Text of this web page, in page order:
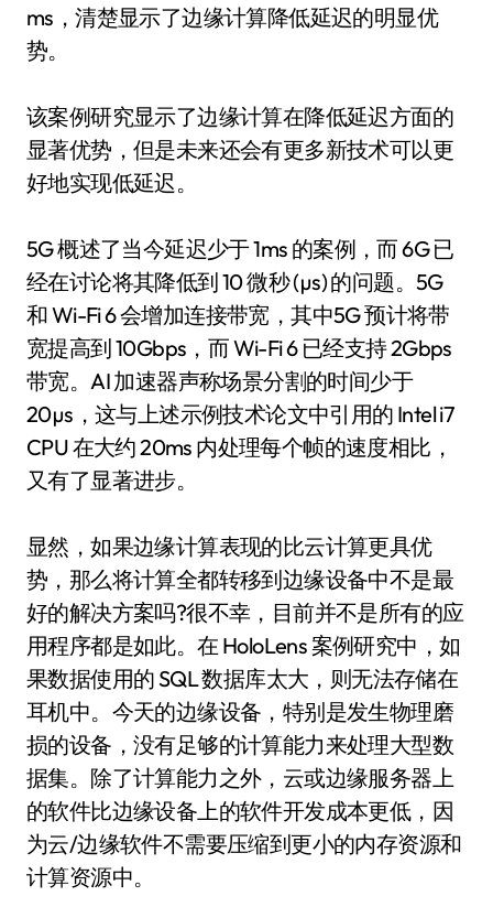
ms，清楚显示了边缘计算降低延迟的明显优
势。
该案例研究显示了边缘计算在降低延迟方面的
显著优势，但是未来还会有更多新技术可以更
好地实现低延迟。
5G 概述了当今延迟少于 1ms 的案例，而 6G 已
经在讨论将其降低到 10 微秒 (µs) 的问题。5G
和 Wi-Fi 6 会增加连接带宽，其中5G 预计将带
宽提高到 10Gbps，而 Wi-Fi 6 已经支持 2Gbps
带宽。AI 加速器声称场景分割的时间少于
20µs，这与上述示例技术论文中引用的 Intel i7
CPU 在大约 20ms 内处理每个帧的速度相比，
又有了显著进步。
显然，如果边缘计算表现的比云计算更具优
势，那么将计算全都转移到边缘设备中不是最
好的解决方案吗?很不幸，目前并不是所有的应
用程序都是如此。在 HoloLens 案例研究中，如
果数据使用的 SQL 数据库太大，则无法存储在
耳机中。今天的边缘设备，特别是发生物理磨
损的设备，没有足够的计算能力来处理大型数
据集。除了计算能力之外，云或边缘服务器上
的软件比边缘设备上的软件开发成本更低，因
为云/边缘软件不需要压缩到更小的内存资源和
计算资源中。